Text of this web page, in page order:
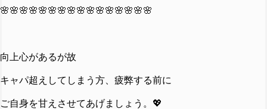
🌸🌸🌸🌸🌸🌸🌸🌸🌸🌸🌸🌸🌸🌸🌸🌸
向上心があるが故
キャパ超えしてしまう方、疲弊する前に
ご自身を甘えさせてあげましょう。💖